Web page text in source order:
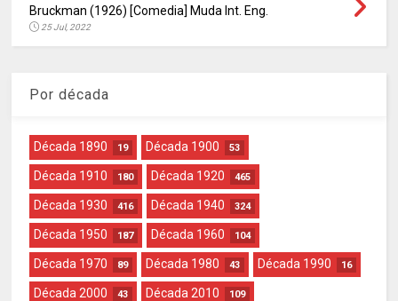
Bruckman (1926) [Comedia] Muda Int. Eng.
25 Jul, 2022
Por década
Década 1890 19 Década 1900 53
Década 1910 180 Década 1920 465
Década 1930 416 Década 1940 324
Década 1950 187 Década 1960 104
Década 1970 89 Década 1980 43 Década 1990 16
Década 2000 43 Década 2010 109